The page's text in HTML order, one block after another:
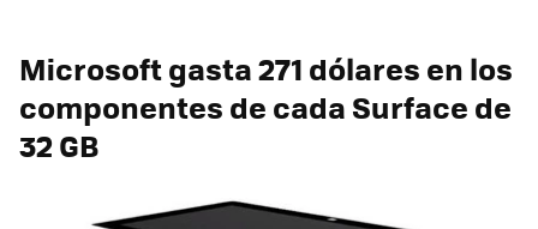
Microsoft gasta 271 dólares en los
componentes de cada Surface de
32 GB